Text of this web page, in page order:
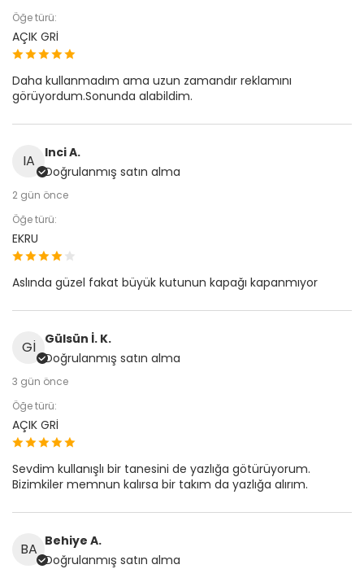
Öğe türü:
AÇIK GRİ
Daha kullanmadım ama uzun zamandır reklamını
görüyordum.Sonunda alabildim.
IA
Inci A.
Doğrulanmış satın alma
2 gün önce
Öğe türü:
EKRU
Aslında güzel fakat büyük kutunun kapağı kapanmıyor
Gİ
Gülsün İ. K.
Doğrulanmış satın alma
3 gün önce
Öğe türü:
AÇIK GRİ
Sevdim kullanışlı bir tanesini de yazlığa götürüyorum.
Bizimkiler memnun kalırsa bir takım da yazlığa alırım.
BA Behiye A.
Doğrulanmış satın alma